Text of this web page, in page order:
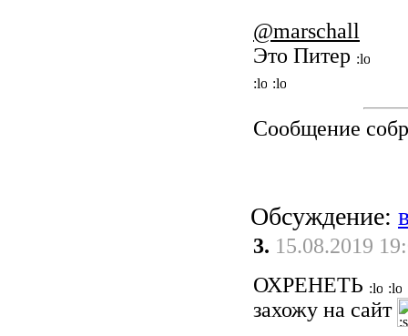
@marschall
Это Питер
Сообщение
Обсуждение:
3. 15.08.2019
ОХРЕНЕТЬ
захожу на сайт